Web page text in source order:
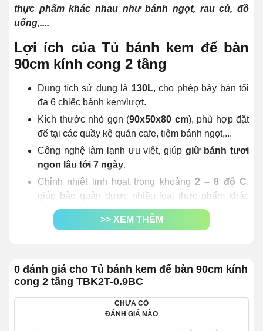
thực phẩm khác nhau như bánh ngọt, rau củ, đồ
uống,....
Lợi ích của Tủ bánh kem để bàn
90cm kính cong 2 tầng
Dung tích sử dụng là 130L, cho phép bày bán tối
đa 6 chiếc bánh kem/lượt.
Kích thước nhỏ gọn (90x50x80 cm), phù hợp đặt
để tại các quầy kệ quán cafe, tiệm bánh ngọt,...
Công nghệ làm lạnh ưu việt, giúp giữ bánh tươi
ngon lâu tới 7 ngày.
Chỉnh nhiệt linh hoạt trong khoảng 2 – 8 độ C,
giúp bảo quản được nhiều loại thực phẩm khác
nhau.
Làm lạnh sâu,
làm lạnh nhanh chỉ sau 30 – 60
bông xốp, không bị khô.
Tích hợp
bày bắt mắt ngay cả khi thiếu ánh sáng.
>> XEM THÊM
0 đánh giá cho Tủ bánh kem để bàn 90cm kính
cong 2 tầng TBK2T-0.9BC
CHƯA CÓ
ĐÁNH GIÁ NÀO